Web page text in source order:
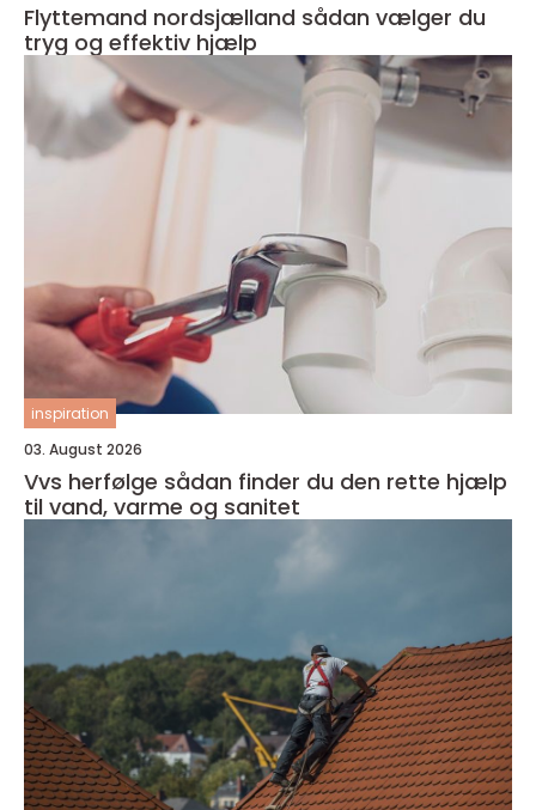
Flyttemand nordsjælland sådan vælger du
tryg og effektiv hjælp
inspiration
03. August 2026
Vvs herfølge sådan finder du den rette hjælp
til vand, varme og sanitet